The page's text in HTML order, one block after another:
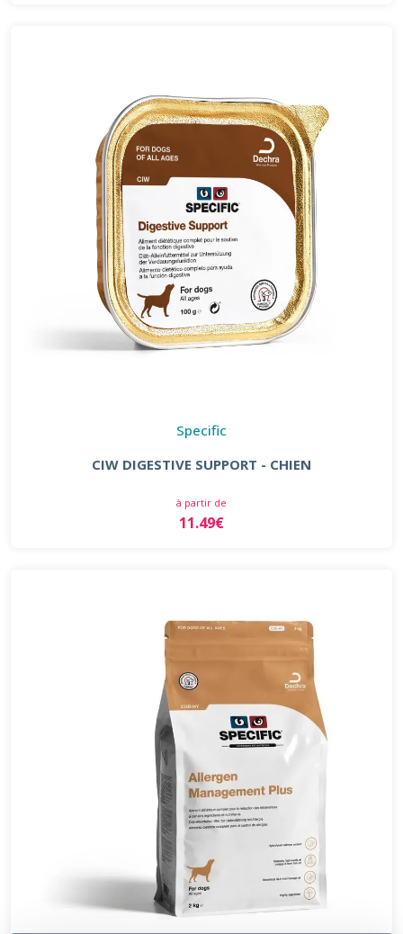
Specific
CIW DIGESTIVE SUPPORT - CHIEN
à partir de
11.49€